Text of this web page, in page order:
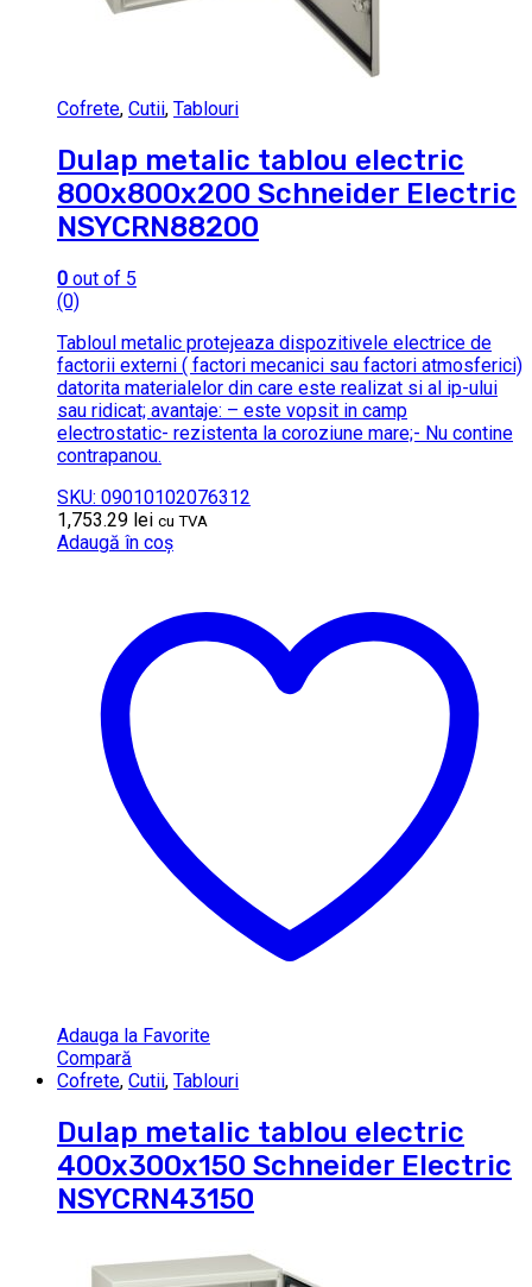
Cofrete, Cutii, Tablouri
Dulap metalic tablou electric
800x800x200 Schneider Electric
NSYCRN88200
0 out of 5
(0)
Tabloul metalic protejeaza dispozitivele electrice de
factorii externi ( factori mecanici sau factori atmosferici)
datorita materialelor din care este realizat si al ip-ului
sau ridicat; avantaje: – este vopsit in camp
electrostatic- rezistenta la coroziune mare;- Nu contine
contrapanou.
SKU: 09010102076312
1,753.29 lei cu TVA
Adaugă în coș
Adauga la Favorite
Compară
Cofrete, Cutii, Tablouri
Dulap metalic tablou electric
400x300x150 Schneider Electric
NSYCRN43150